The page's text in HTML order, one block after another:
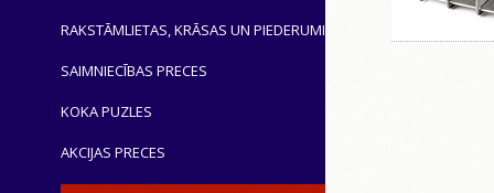
RAKSTĀMLIETAS, KRĀSAS UN PIEDERUMI
SAIMNIECĪBAS PRECES
KOKA PUZLES
AKCIJAS PRECES